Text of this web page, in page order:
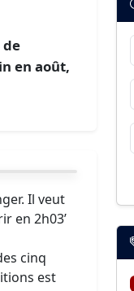
de
en août,
Il veut
en 2h03’
cinq
est